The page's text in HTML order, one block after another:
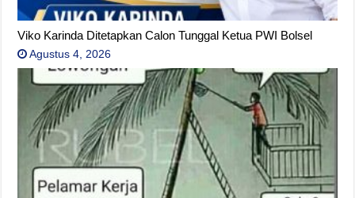
Viko Karinda Ditetapkan Calon Tunggal Ketua PWI Bolsel
Agustus 4, 2026